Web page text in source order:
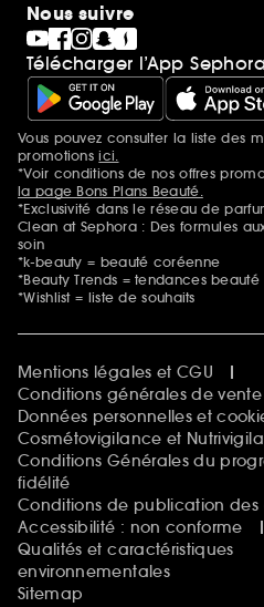
Nous suivre
Télécharger l’App Sephora
Mentions additionnelles
Vous pouvez consulter la liste des
promotionsici.
*Voir conditions de nos offres
la page Bons Plans Beauté.
*Exclusivité dans le réseau de
Clean at Sephora : Des formules
soin
*k-beauty = beauté coréenne
*Beauty Trends = tendances beauté
*Wishlist = liste de souhaits
Mentions légales et CGU
Conditions générales de vente
Données personnelles et
Cosmétovigilance et
Conditions Générales du
fidélité
Conditions de publication des
Accessibilité : non conforme
Qualités et caractéristiques
environnementales
Sitemap